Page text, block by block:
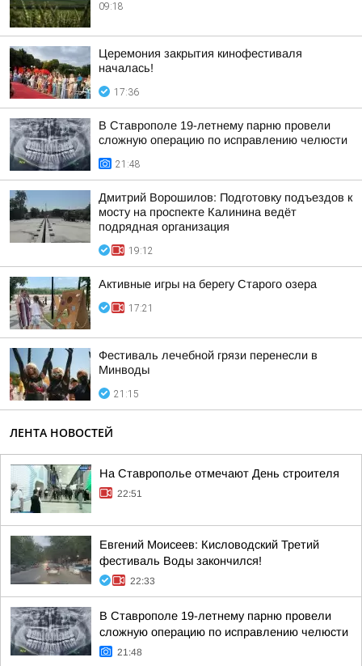
09:18
Церемония закрытия кинофестиваля
началась!
17:36
В Ставрополе 19-летнему парню провели
сложную операцию по исправлению челюсти
21:48
Дмитрий Ворошилов: Подготовку подъездов к
мосту на проспекте Калинина ведёт
подрядная организация
19:12
Активные игры на берегу Старого озера
17:21
Фестиваль лечебной грязи перенесли в
Минводы
21:15
ЛЕНТА НОВОСТЕЙ
На Ставрополье отмечают День строителя
22:51
Евгений Моисеев: Кисловодский Третий
фестиваль Воды закончился!
22:33
В Ставрополе 19-летнему парню провели
сложную операцию по исправлению челюсти
21:48